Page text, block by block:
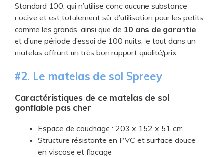
Standard 100, qui n’utilise donc aucune substance
nocive et est totalement sûr d’utilisation pour les petits
comme les grands, ainsi que de 10 ans de garantie
et d’une période d’essai de 100 nuits, le tout dans un
matelas offrant un très bon rapport qualité/prix.
​#2. Le ​matelas de sol Spreey
Caractéristiques de ce matelas de sol
gonflable pas cher
​Espace de couchage : 203 x 152 x 51 cm
​Structure résistante en PVC et surface douce
en viscose et flocage